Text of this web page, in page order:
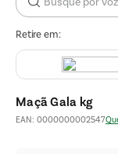
Retire em:
Maçã Gala kg
EAN: 0000000002547